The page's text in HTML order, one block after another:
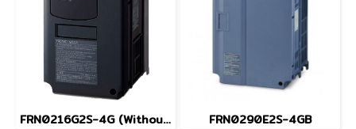
FRN0216G2S-4G (Without Keypad) FRN0290E2S-4GB